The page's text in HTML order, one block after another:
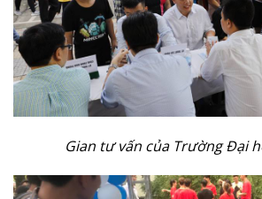
Gian tư vấn của Trường Đại